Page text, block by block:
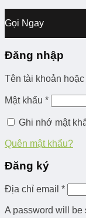
Gọi Ngay
Đăng nhập
Tên tài khoản hoặc
Mật khẩu *
Ghi nhớ mật
Quên mật khẩu?
Đăng ký
Địa chỉ email *
A password will be